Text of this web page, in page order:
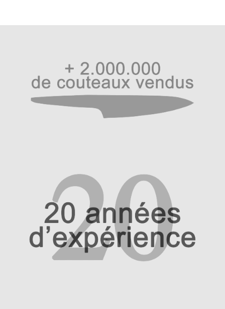
Manche en fibre de verre renforcée nylon.
Poids : 160 Grs